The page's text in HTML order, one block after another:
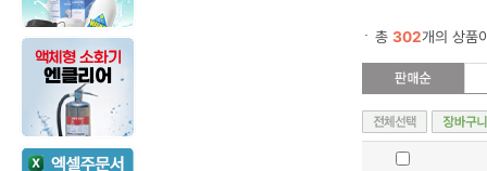
총 302개의 상품